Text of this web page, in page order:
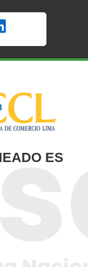
ES